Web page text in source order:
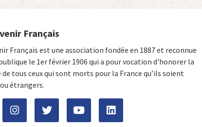
Français
Français est une association fondée en 1887 et reconnue
le 1er février 1906 qui a pour vocation d'honorer la
tous ceux qui sont morts pour la France qu’ils soient
étrangers.